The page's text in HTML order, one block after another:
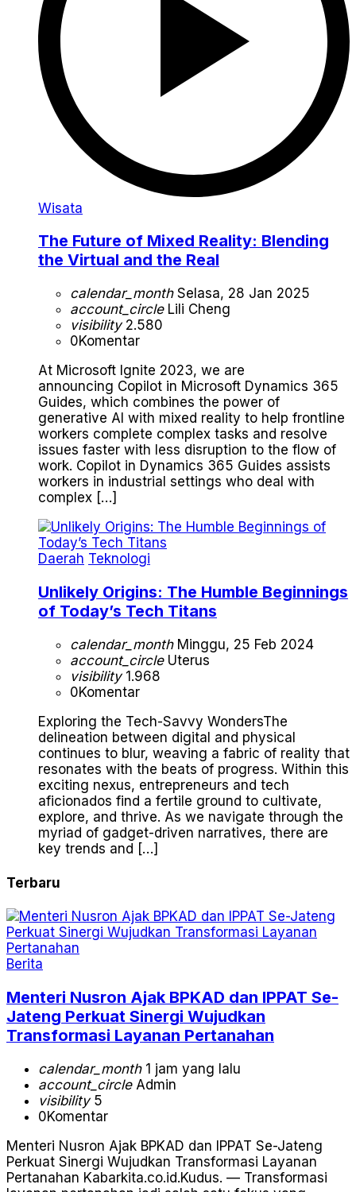
Wisata
The Future of Mixed Reality: Blending
the Virtual and the Real
calendar_monthSelasa, 28 Jan 2025
account_circleLili Cheng
visibility2.580
0Komentar
At Microsoft Ignite 2023, we are
announcing Copilot in Microsoft Dynamics 365
Guides, which combines the power of
generative AI with mixed reality to help frontline
workers complete complex tasks and resolve
issues faster with less disruption to the flow of
work. Copilot in Dynamics 365 Guides assists
workers in industrial settings who deal with
complex […]
Daerah Teknologi
Unlikely Origins: The Humble Beginnings
of Today’s Tech Titans
calendar_monthMinggu, 25 Feb 2024
account_circleUterus
visibility1.968
0Komentar
Exploring the Tech-Savvy WondersThe
delineation between digital and physical
continues to blur, weaving a fabric of reality that
resonates with the beats of progress. Within this
exciting nexus, entrepreneurs and tech
aficionados find a fertile ground to cultivate,
explore, and thrive. As we navigate through the
myriad of gadget-driven narratives, there are
key trends and […]
Terbaru
Berita
Menteri Nusron Ajak BPKAD dan IPPAT Se-
Jateng Perkuat Sinergi Wujudkan
Transformasi Layanan Pertanahan
calendar_month1 jam yang lalu
account_circleAdmin
visibility5
0Komentar
Menteri Nusron Ajak BPKAD dan IPPAT Se-Jateng
Perkuat Sinergi Wujudkan Transformasi Layanan
Pertanahan Kabarkita.co.id.Kudus. — Transformasi